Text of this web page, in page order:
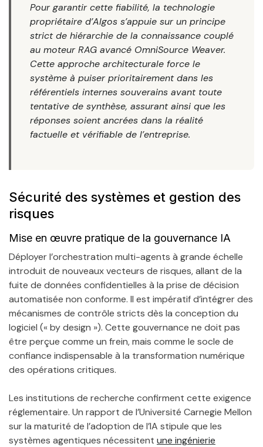
Pour garantir cette fiabilité, la technologie
propriétaire d’Algos s’appuie sur un principe
strict de hiérarchie de la connaissance couplé
au moteur RAG avancé OmniSource Weaver.
Cette approche architecturale force le
système à puiser prioritairement dans les
référentiels internes souverains avant toute
tentative de synthèse, assurant ainsi que les
réponses soient ancrées dans la réalité
factuelle et vérifiable de l’entreprise.
Sécurité des systèmes et gestion des
risques
Mise en œuvre pratique de la gouvernance IA
Déployer l’orchestration multi-agents à grande échelle
introduit de nouveaux vecteurs de risques, allant de la
fuite de données confidentielles à la prise de décision
automatisée non conforme. Il est impératif d’intégrer des
mécanismes de contrôle stricts dès la conception du
logiciel (« by design »). Cette gouvernance ne doit pas
être perçue comme un frein, mais comme le socle de
confiance indispensable à la transformation numérique
des opérations critiques.
Les institutions de recherche confirment cette exigence
réglementaire. Un rapport de l’Université Carnegie Mellon
sur la maturité de l’adoption de l’IA stipule que les
systèmes agentiques nécessitent une ingénierie